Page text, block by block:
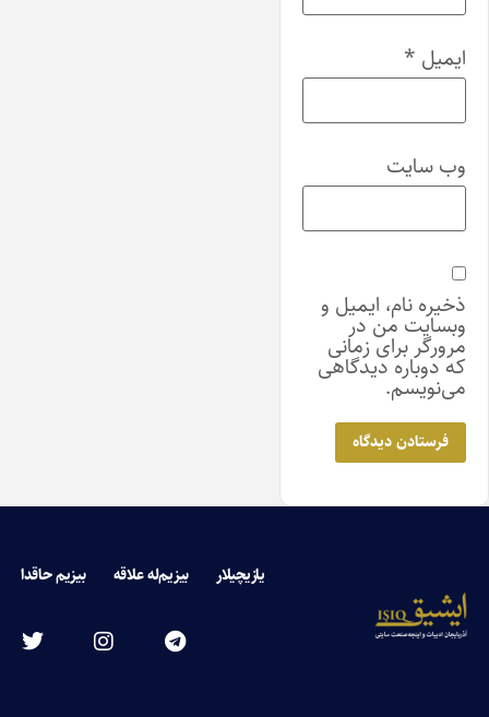
ایمیل *
وب‌ سایت
ذخیره نام، ایمیل و
وبسایت من در
مرورگر برای زمانی
که دوباره دیدگاهی
می‌نویسم.
یازیچیلار بیزیم‌له علاقه بیزیم حاقدا